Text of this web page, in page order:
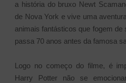
a história do bruxo Newt
de Nova York e vive uma
animais fantásticos que fogem de
passa 70 anos antes da famosa
Logo no começo do filme, é
Harry Potter não se